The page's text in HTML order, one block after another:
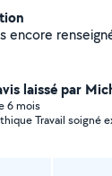
laissé par
6 mois
Tres sympathique